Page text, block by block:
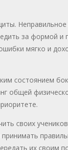
за формой и
мягко и
состоянием
общей
своих
их своим